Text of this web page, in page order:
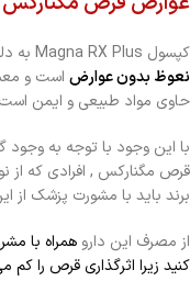
کپسول Magna RX Plus به دلیل ماهیت گیاهی یکی از
نعوظ بدون عوارض است و
حاوی مواد طبیعی و ایمن
با این وجود با توجه به وجود
قرص مگنارکس , افرادی که از
برند باید با مشورت پزشک از
از مصرف این دارو همراه با
کنید زیرا اثرگذاری قرص را کم